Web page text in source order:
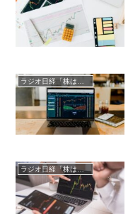
ラジオ日経「株は技術だ！」